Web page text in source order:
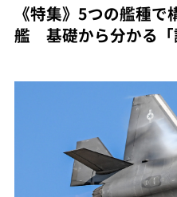
《特集》5つの艦種
艦 基礎から分かる「